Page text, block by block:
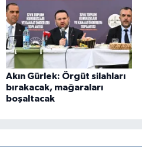
Akın Gürlek: Örgüt silahları
bırakacak, mağaraları
boşaltacak